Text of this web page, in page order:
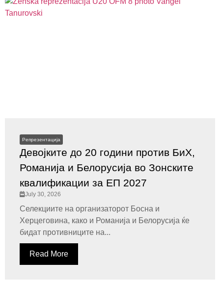
Репрезентација
Девојките до 20 години против БиХ,
Романија и Белорусија во Зонските
квалификации за ЕП 2027
July 30, 2026
Селекциите на организаторот Босна и
Херцеговина, како и Романија и Белорусија ќе
бидат противниците на...
Read More